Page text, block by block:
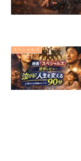
スペシャルズ